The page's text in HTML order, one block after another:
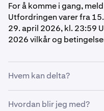
For å komme i gang,
Utfordringen varer fra
29. april 2026, kl. 23:59
2026 vilkår og
Hvem kan delta?
For å kvalifisere deg, må
Hvordan blir jeg med?